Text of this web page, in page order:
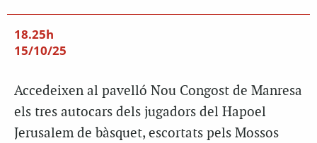
18.25h
15/10/25
Accedeixen al pavelló Nou Congost de Manresa
els tres autocars dels jugadors del Hapoel
Jerusalem de bàsquet, escortats pels Mossos